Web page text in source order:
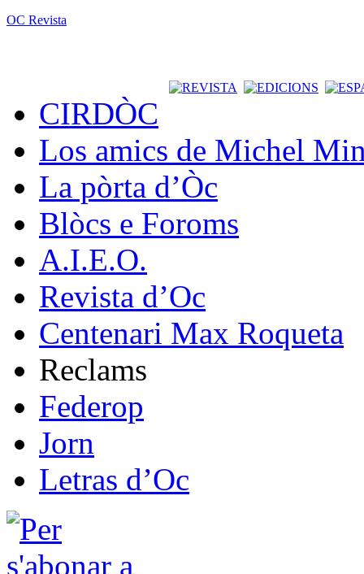
OC Revista
CIRDÒC
Los amics de Michel
La pòrta d’Òc
Blòcs e Foroms
A.I.E.O.
Revista d’Oc
Centenari Max Roqueta
Reclams
Federop
Jorn
Letras d’Oc